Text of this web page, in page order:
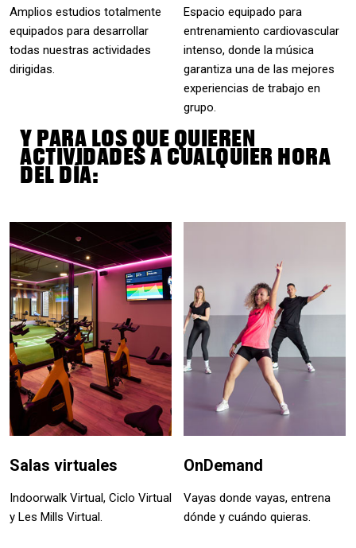
Amplios estudios totalmente
equipados para desarrollar
todas nuestras actividades
dirigidas.
Espacio equipado para
entrenamiento cardiovascular
intenso, donde la música
garantiza una de las mejores
experiencias de trabajo en
grupo.
Y PARA LOS QUE QUIEREN
ACTIVIDADES A CUALQUIER HORA
DEL DÍA:
Salas virtuales
Indoorwalk Virtual, Ciclo Virtual
y Les Mills Virtual.
OnDemand
Vayas donde vayas, entrena
dónde y cuándo quieras.